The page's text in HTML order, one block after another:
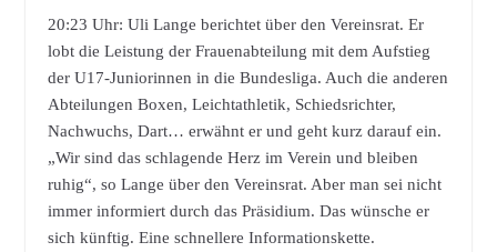
20:23 Uhr: Uli Lange berichtet über den Vereinsrat. Er
lobt die Leistung der Frauenabteilung mit dem Aufstieg
der U17-Juniorinnen in die Bundesliga. Auch die anderen
Abteilungen Boxen, Leichtathletik, Schiedsrichter,
Nachwuchs, Dart… erwähnt er und geht kurz darauf ein.
„Wir sind das schlagende Herz im Verein und bleiben
ruhig“, so Lange über den Vereinsrat. Aber man sei nicht
immer informiert durch das Präsidium. Das wünsche er
sich künftig. Eine schnellere Informationskette.